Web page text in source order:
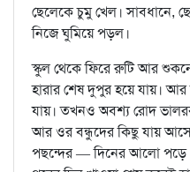
ছেলেকে চুমু খেল। সাবধানে,
নিজে ঘুমিয়ে পড়ল।
স্কুল থেকে ফিরে রুটি আর
হারার শেষ দুপুর হয়ে যায়।
যায়। তখনও অবশ্য রোদ
আর ওর বন্ধুদের কিছু যায় আসে
পছন্দের — দিনের আলো পড়ে